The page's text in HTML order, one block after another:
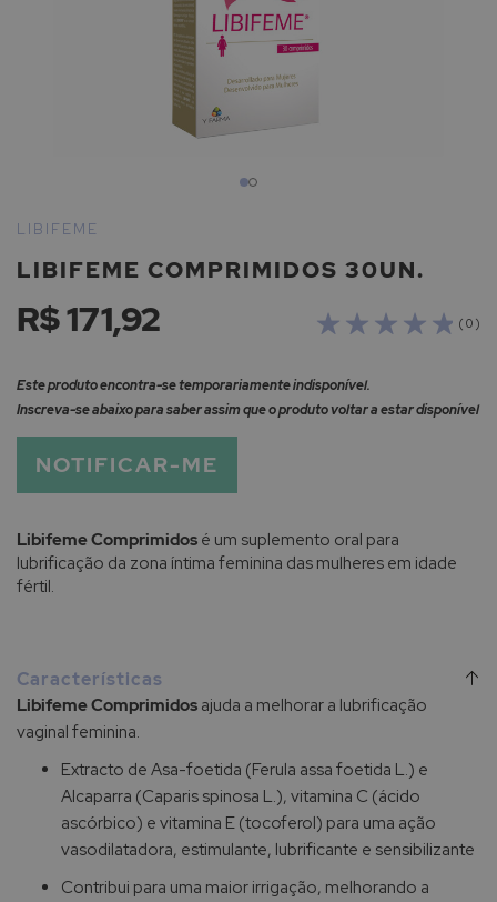
para
início
Galeria
LIBIFEME COMPRIMIDOS 30UN.
LIBIFEME
( 0 )
R$ 171,92
Este produto encontra-se temporariamente indisponível.
Inscreva-se abaixo para saber assim que o produto voltar a estar disponível
NOTIFICAR-ME
Libifeme Comprimidos é um suplemento oral para
lubrificação da zona íntima feminina das mulheres em idade
fértil.
Características
Libifeme Comprimidos ajuda a melhorar a lubrificação
vaginal feminina.
Extracto de Asa-foetida (Ferula assa foetida L.) e
Alcaparra (Caparis spinosa L.), vitamina C (ácido
ascórbico) e vitamina E (tocoferol) para uma ação
vasodilatadora, estimulante, lubrificante e sensibilizante
Contribui para uma maior irrigação, melhorando a